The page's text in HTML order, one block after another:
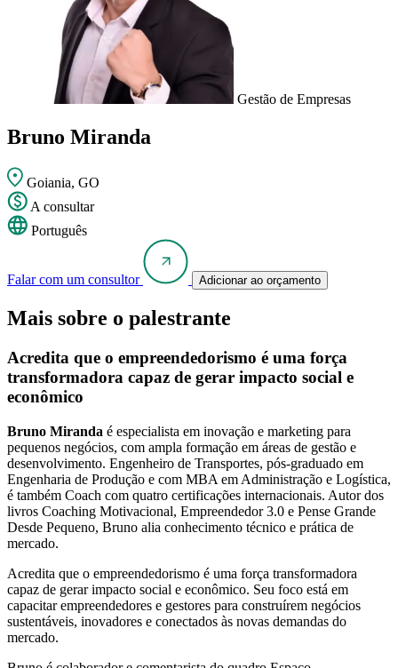
Gestão de Empresas
Bruno Miranda
Goiania, GO
A consultar
Português
Falar com um consultor Adicionar ao orçamento
Mais sobre o palestrante
Acredita que o empreendedorismo é uma força
transformadora capaz de gerar impacto social e
econômico
Bruno Miranda é especialista em inovação e marketing para
pequenos negócios, com ampla formação em áreas de gestão e
desenvolvimento. Engenheiro de Transportes, pós-graduado em
Engenharia de Produção e com MBA em Administração e Logística,
é também Coach com quatro certificações internacionais. Autor dos
livros Coaching Motivacional, Empreendedor 3.0 e Pense Grande
Desde Pequeno, Bruno alia conhecimento técnico e prática de
mercado.
Acredita que o empreendedorismo é uma força transformadora
capaz de gerar impacto social e econômico. Seu foco está em
capacitar empreendedores e gestores para construírem negócios
sustentáveis, inovadores e conectados às novas demandas do
mercado.